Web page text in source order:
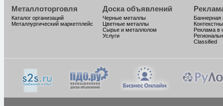
Металлоторговля
Каталог организаций
Металлургический маркетплейс
Доска объявлений
Черные металлы
Цветные металлы
Сырье и металлолом
Услуги
Баннерная
Реклама в
Classified